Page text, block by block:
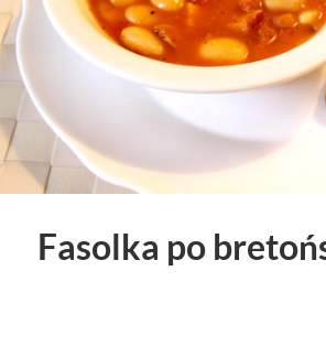
Fasolka po